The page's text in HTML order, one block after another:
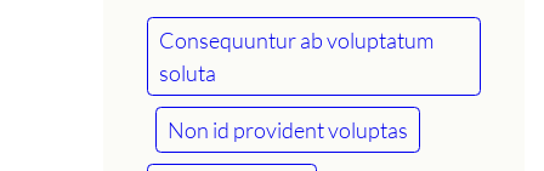
Consequuntur ab voluptatum
soluta
Non id provident voluptas